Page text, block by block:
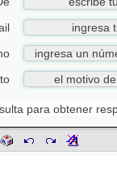
para obtener